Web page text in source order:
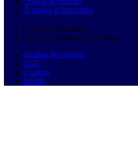
À propos d'Autobutler
© 2026 Autobutler.fr
18-26 rue Goubet, 75019 Paris
Gestion des cookies
CGU
Cookies
RGPD